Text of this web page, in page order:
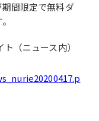
間限定で無料ダ
（ニュース内）